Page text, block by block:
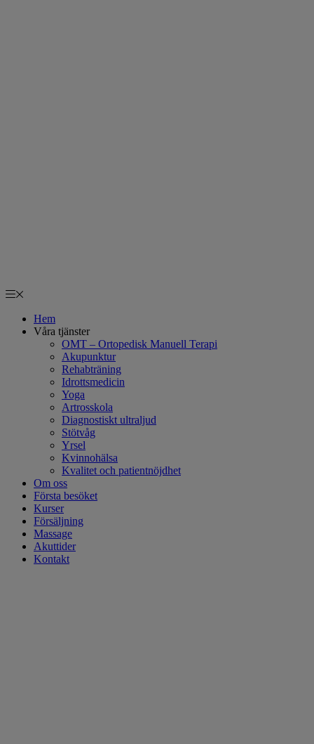
Hem
Våra tjänster
OMT – Ortopedisk Manuell Terapi
Akupunktur
Rehabträning
Idrottsmedicin
Yoga
Artrosskola
Diagnostiskt ultraljud
Stötvåg
Yrsel
Kvinnohälsa
Kvalitet och patientnöjdhet
Om oss
Första besöket
Kurser
Försäljning
Massage
Akuttider
Kontakt